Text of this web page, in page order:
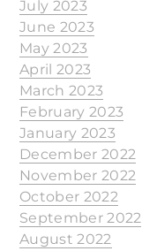
July 2023
June 2023
May 2023
April 2023
March 2023
February 2023
January 2023
December 2022
November 2022
October 2022
September 2022
August 2022